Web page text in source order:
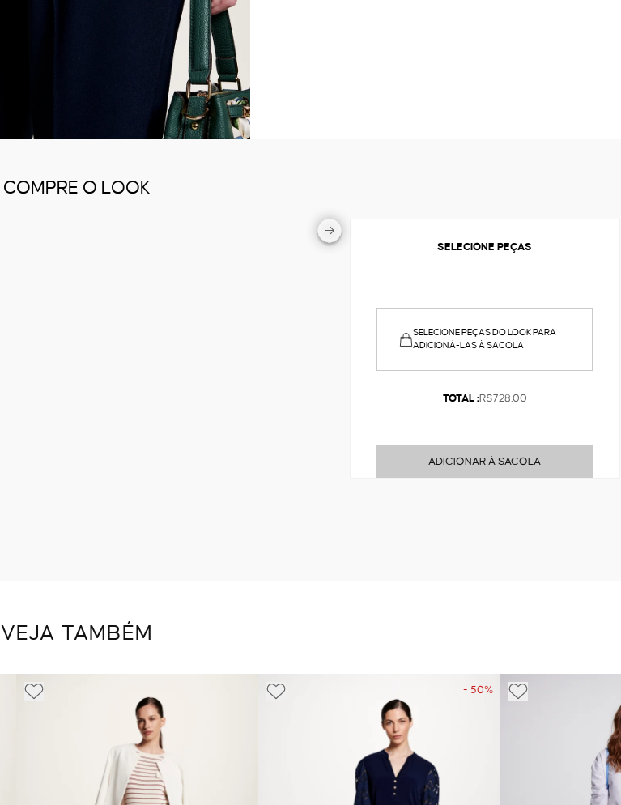
COMPRE O LOOK
SELECIONE PEÇAS
SELECIONE PEÇAS DO LOOK PARA
ADICIONÁ-LAS À SACOLA
TOTAL :R$728,00
ADICIONAR À SACOLA
VEJA TAMBÉM
- 50%